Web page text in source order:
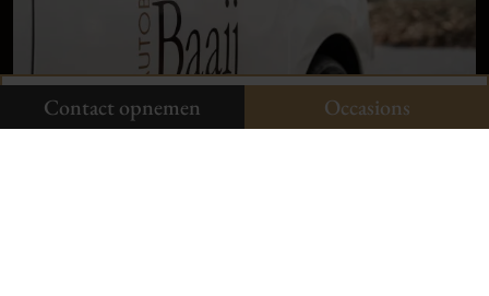
Contact opnemen
Contact opnemen Occasions
Plan uw onderhoud
Onze occasions